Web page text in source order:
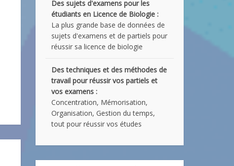
Des sujets d'examens pour les
étudiants en Licence de Biologie :
La plus grande base de données de
sujets d'examens et de partiels pour
réussir sa licence de biologie
Des techniques et des méthodes de
travail pour réussir vos partiels et
vos examens :
Concentration, Mémorisation,
Organisation, Gestion du temps,
tout pour réussir vos études